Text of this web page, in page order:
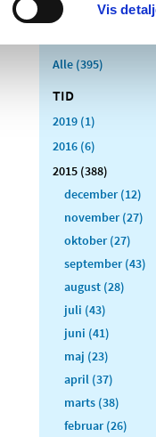
Vis
Alle (395)
TID
2019 (1)
2016 (6)
2015 (388)
december (12)
november (27)
oktober (27)
september (43)
august (28)
juli (43)
juni (41)
maj (23)
april (37)
marts (38)
februar (26)